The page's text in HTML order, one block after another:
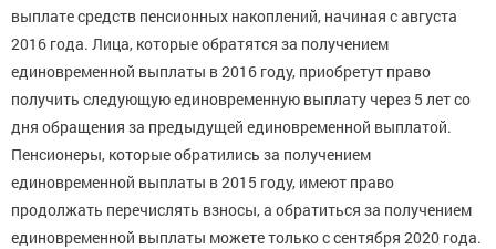
выплате средств пенсионных накоплений, начиная с августа
2016 года. Лица, которые обратятся за получением
единовременной выплаты в 2016 году, приобретут право
получить следующую единовременную выплату через 5 лет со
дня обращения за предыдущей единовременной выплатой.
Пенсионеры, которые обратились за получением
единовременной выплаты в 2015 году, имеют право
продолжать перечислять взносы, а обратиться за получением
единовременной выплаты можете только с сентября 2020 года.